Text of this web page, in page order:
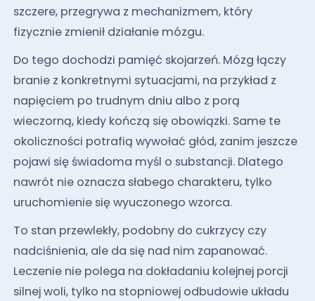
szczere, przegrywa z mechanizmem, który
fizycznie zmienił działanie mózgu.
Do tego dochodzi pamięć skojarzeń. Mózg łączy
branie z konkretnymi sytuacjami, na przykład z
napięciem po trudnym dniu albo z porą
wieczorną, kiedy kończą się obowiązki. Same te
okoliczności potrafią wywołać głód, zanim jeszcze
pojawi się świadoma myśl o substancji. Dlatego
nawrót nie oznacza słabego charakteru, tylko
uruchomienie się wyuczonego wzorca.
To stan przewlekły, podobny do cukrzycy czy
nadciśnienia, ale da się nad nim zapanować.
Leczenie nie polega na dokładaniu kolejnej porcji
silnej woli, tylko na stopniowej odbudowie układu